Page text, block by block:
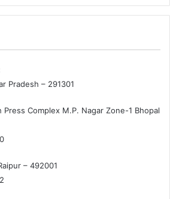
Pradesh – 291301
Press Complex M.P. Nagar Zone-1 Bhopal
– 492001